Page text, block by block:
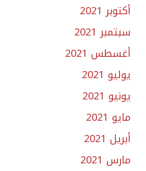
أكتوبر 2021
سبتمبر 2021
أغسطس 2021
يوليو 2021
يونيو 2021
مايو 2021
أبريل 2021
مارس 2021